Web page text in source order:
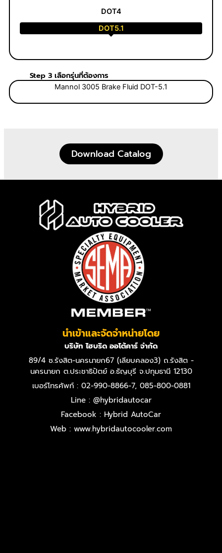
DOT4
DOT5.1
Step 3 เลือกรุ่นที่ต้องการ
Mannol 3005 Brake Fluid DOT-5.1
Download Catalog
นำเข้าและจัดจำหน่ายโดย
บริษัท ไฮบริด ออโต้คาร์ จำกัด
89/4 ซ.รังสิต-นครนายก67 (เลียบคลอง3) ถ.รังสิต -
นครนายก ต.ประชาธิปัตย์ อ.ธัญบุรี จ.ปทุมธานี 12130
เบอร์โทรศัพท์ : 02-990-8866-7, 085-800-0881
Line : @hybridautocar
Facebook : Hybrid AutoCar
Web : www.hybridautocooler.com